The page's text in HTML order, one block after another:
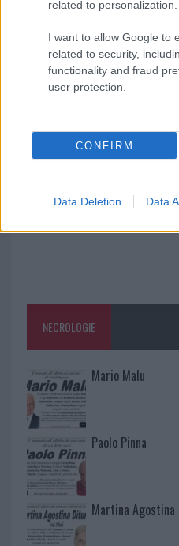
related to personalization.
I want to allow Google to
related to security,
functionality and fraud
user protection.
CONFIRM
Data Deletion Data
Monte Pino, la
rinascita della
NECROLOGIE
Mario Malu
Paolo Pinna
Martina